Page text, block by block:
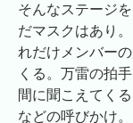
そんなステージ
だマスクはあり
れだけメンバー
くる。万雷の拍
間に聞こえてく
などの呼びかけ